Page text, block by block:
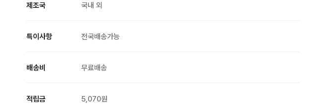
제조국 국내 외
특이사항 전국배송가능
배송비 무료배송
적립금 5,070원